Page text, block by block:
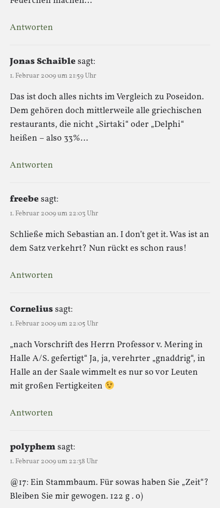
Antworten
Jonas Schaiblesagt:
1. Februar 2009 um 21:59 Uhr
Das ist doch alles nichts im Vergleich zu Poseidon.
Dem gehören doch mittlerweile alle griechischen
restaurants, die nicht „Sirtaki“ oder „Delphi“
heißen – also 33%…
Antworten
freebesagt:
1. Februar 2009 um 22:03 Uhr
Schließe mich Sebastian an. I don’t get it. Was ist an
dem Satz verkehrt? Nun rückt es schon raus!
Antworten
Corneliussagt:
1. Februar 2009 um 22:05 Uhr
„nach Vorschrift des Herrn Professor v. Mering in
Halle A/S. gefertigt“ Ja, ja, verehrter „gnaddrig“, in
Halle an der Saale wimmelt es nur so vor Leuten
mit großen Fertigkeiten
Antworten
polyphemsagt:
1. Februar 2009 um 22:38 Uhr
@17: Ein Stammbaum. Für sowas haben Sie „Zeit“?
Bleiben Sie mir gewogen. 122 g . o)